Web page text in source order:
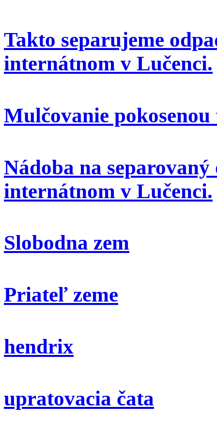
Takto separujeme
internátnom v Lučenci.
Mulčovanie
Nádoba na
internátnom v Lučenci.
Slobodna zem
Priateľ zeme
hendrix
upratovacia čata